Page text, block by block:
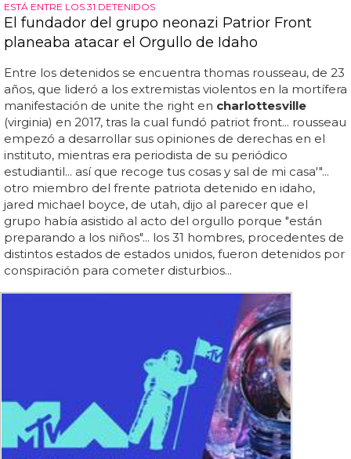
ESTÁ ENTRE LOS 31 DETENIDOS
El fundador del grupo neonazi Patrior Front
planeaba atacar el Orgullo de Idaho
Entre los detenidos se encuentra thomas rousseau, de 23
años, que lideró a los extremistas violentos en la mortífera
manifestación de unite the right en charlottesville
(virginia) en 2017, tras la cual fundó patriot front... rousseau
empezó a desarrollar sus opiniones de derechas en el
instituto, mientras era periodista de su periódico
estudiantil... así que recoge tus cosas y sal de mi casa'"...
otro miembro del frente patriota detenido en idaho,
jared michael boyce, de utah, dijo al parecer que el
grupo había asistido al acto del orgullo porque "están
preparando a los niños"... los 31 hombres, procedentes de
distintos estados de estados unidos, fueron detenidos por
conspiración para cometer disturbios...